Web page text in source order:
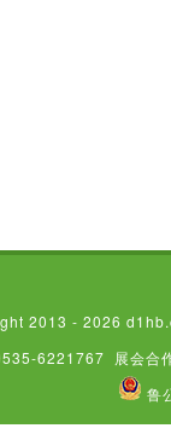
2013 - 2026
6221767 展会合
鲁